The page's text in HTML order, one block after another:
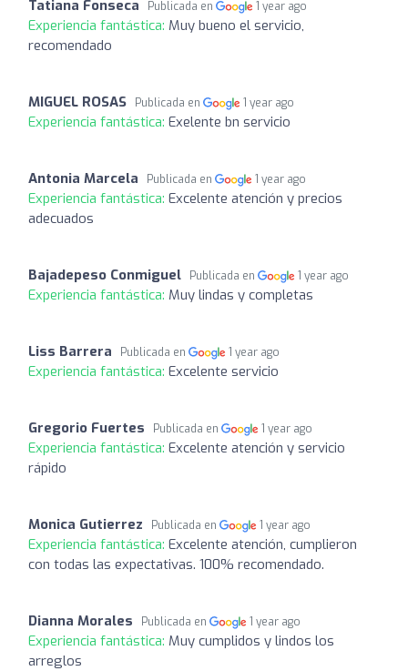
Tatiana Fonseca Publicada en 1 year ago
Experiencia fantástica: Muy bueno el servicio,
recomendado
MIGUEL ROSAS Publicada en 1 year ago
Experiencia fantástica: Exelente bn servicio
Antonia Marcela Publicada en 1 year ago
Experiencia fantástica: Excelente atención y precios
adecuados
Bajadepeso Conmiguel Publicada en 1 year ago
Experiencia fantástica: Muy lindas y completas
Liss Barrera Publicada en 1 year ago
Experiencia fantástica: Excelente servicio
Gregorio Fuertes Publicada en 1 year ago
Experiencia fantástica: Excelente atención y servicio
rápido
Monica Gutierrez Publicada en 1 year ago
Experiencia fantástica: Excelente atención, cumplieron
con todas las expectativas. 100% recomendado.
Dianna Morales Publicada en 1 year ago
Experiencia fantástica: Muy cumplidos y lindos los
arreglos